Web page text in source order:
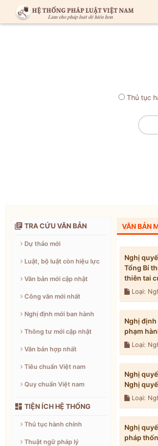
Thủ tục
 TRA CỨU VĂN BẢN
Dự thảo mới
Luật, bộ luật còn hiệu lực
Văn bản mới cập nhật
Công văn mới nhất
Nghị định mới ban hành
Thông tư mới cập nhật
Văn bản hợp nhất
Tiêu chuẩn Việt nam
Quy chuẩn Việt nam
 TIỆN ÍCH HỆ THỐNG
Thủ tục hành chính
Thuật ngữ pháp lý
VĂN BẢN
Nghị
Tổng Bí
thiên tai
Loại:
Nghị
phạm
Loại:
Nghị
Nghị
Loại:
Nghị
pháp